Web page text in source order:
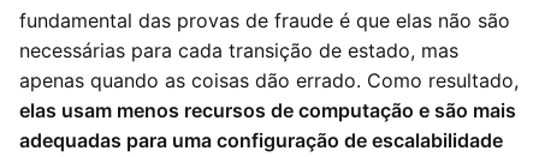
fundamental das provas de fraude é que elas não são
necessárias para cada transição de estado, mas
apenas quando as coisas dão errado. Como resultado,
elas usam menos recursos de computação e são mais
adequadas para uma configuração de escalabilidade